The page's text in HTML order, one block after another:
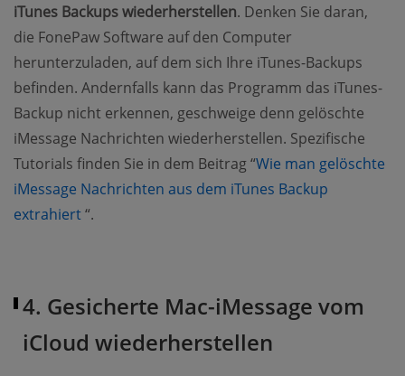
iTunes Backups wiederherstellen. Denken Sie daran,
die FonePaw Software auf den Computer
herunterzuladen, auf dem sich Ihre iTunes-Backups
befinden. Andernfalls kann das Programm das iTunes-
Backup nicht erkennen, geschweige denn gelöschte
iMessage Nachrichten wiederherstellen. Spezifische
Tutorials finden Sie in dem Beitrag “Wie man gelöschte
iMessage Nachrichten aus dem iTunes Backup
extrahiert(opens new window)
“.
4. Gesicherte Mac-iMessage vom
iCloud wiederherstellen